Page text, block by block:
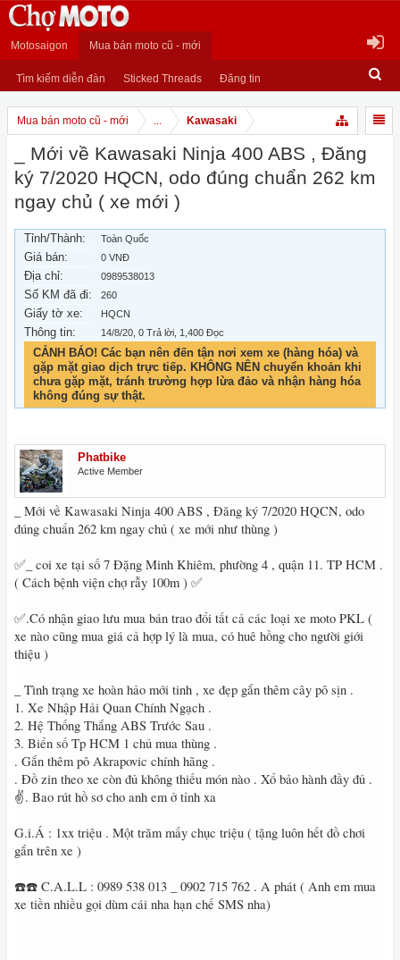
Motosaigon Mua bán moto cũ - mới
Tìm kiếm diễn đàn Sticked Threads Đăng tin
Mua bán moto cũ - mới ... Kawasaki
_ Mới về Kawasaki Ninja 400 ABS , Đăng
ký 7/2020 HQCN, odo đúng chuẩn 262 km
ngay chủ ( xe mới )
Tỉnh/Thành: Toàn Quốc
Giá bán: 0 VNĐ
Địa chỉ: 0989538013
Số KM đã đi: 260
Giấy tờ xe: HQCN
Thông tin: 14/8/20 , 0 Trả lời, 1,400 Đọc
CẢNH BÁO! Các bạn nên đến tận nơi xem xe (hàng hóa) và
gặp mặt giao dịch trực tiếp. KHÔNG NÊN chuyển khoản khi
chưa gặp mặt, tránh trường hợp lừa đảo và nhận hàng hóa
không đúng sự thật.
Phatbike
Active Member
_ Mới về Kawasaki Ninja 400 ABS , Đăng ký 7/2020 HQCN, odo
đúng chuẩn 262 km ngay chủ ( xe mới như thùng )
✅_ coi xe tại số 7 Đặng Minh Khiêm, phường 4 , quận 11. TP HCM .
( Cách bệnh viện chợ rẫy 100m ) ✅
✅.Có nhận giao lưu mua bán trao đổi tất cả các loại xe moto PKL (
xe nào cũng mua giá cả hợp lý là mua, có huê hồng cho người giới
thiệu )
_ Tình trạng xe hoàn hảo mới tinh , xe đẹp gắn thêm cây pô sịn .
1. Xe Nhập Hải Quan Chính Ngạch .
2. Hệ Thống Thắng ABS Trước Sau .
3. Biển số Tp HCM 1 chủ mua thùng .
. Gắn thêm pô Akrapovic chính hãng .
. Đồ zin theo xe còn đủ không thiếu món nào . Xổ bảo hành đầy đủ .
✌️. Bao rút hồ sơ cho anh em ở tỉnh xa
G.i.Á : 1xx triệu . Một trăm mấy chục triệu ( tặng luôn hết đồ chơi
gắn trên xe )
☎️☎️ C.A.L.L : 0989 538 013 _ 0902 715 762 . A phát ( Anh em mua
xe tiền nhiều gọi dùm cái nha hạn chế SMS nha)